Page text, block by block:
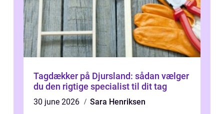
Tagdækker på Djursland: sådan vælger
du den rigtige specialist til dit tag
30 june 2026
Sara Henriksen